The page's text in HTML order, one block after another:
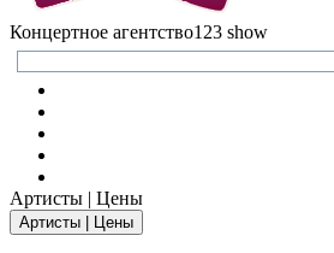
Концертное агентство123 show
Артисты | Цены
Артисты | Цены